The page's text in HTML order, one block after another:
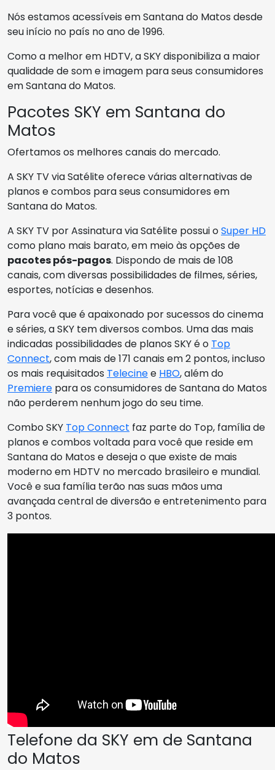
Nós estamos acessíveis em Santana do Matos desde
seu início no país no ano de 1996.
Como a melhor em HDTV, a SKY disponibiliza a maior
qualidade de som e imagem para seus consumidores
em Santana do Matos.
Pacotes SKY em Santana do
Matos
Ofertamos os melhores canais do mercado.
A SKY TV via Satélite oferece várias alternativas de
planos e combos para seus consumidores em
Santana do Matos.
A SKY TV por Assinatura via Satélite possui oSuper HD
como plano mais barato, em meio às opções de
pacotes pós-pagos. Dispondo de mais de 108
canais, com diversas possibilidades de filmes, séries,
esportes, notícias e desenhos.
Para você que é apaixonado por sucessos do cinema
e séries, a SKY tem diversos combos. Uma das mais
indicadas possibilidades de planos SKY é o Top
Connect, com mais de 171 canais em 2 pontos, incluso
os mais requisitados Telecinee HBO, além do
Premiere para os consumidores de Santana do Matos
não perderem nenhum jogo do seu time.
Combo SKY Top Connect faz parte do Top, família de
planos e combos voltada para você que reside em
Santana do Matos e deseja o que existe de mais
moderno em HDTV no mercado brasileiro e mundial.
Você e sua família terão nas suas mãos uma
avançada central de diversão e entretenimento para
3 pontos.
Telefone da SKY em de Santana
do Matos